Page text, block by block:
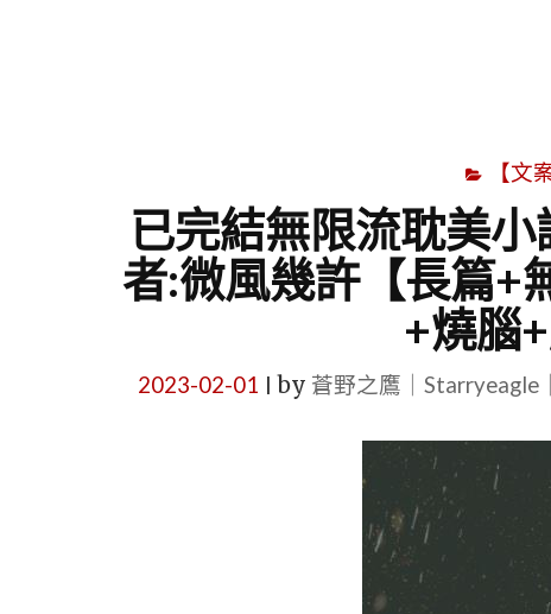
【文
已完結無限流耽美
者:微風幾許【長篇+
+燒腦+
2023-02-01 by 蒼野之鷹｜Starryeagle